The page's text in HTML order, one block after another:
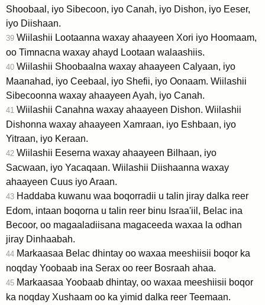
Shoobaal, iyo Sibecoon, iyo Canah, iyo Dishon, iyo Eeser,
iyo Diishaan.
39 Wiilashii Lootaanna waxay ahaayeen Xori iyo Hoomaam,
oo Timnacna waxay ahayd Lootaan walaashiis.
40 Wiilashii Shoobaalna waxay ahaayeen Calyaan, iyo
Maanahad, iyo Ceebaal, iyo Shefii, iyo Oonaam. Wiilashii
Sibecoonna waxay ahaayeen Ayah, iyo Canah.
41 Wiilashii Canahna waxay ahaayeen Dishon. Wiilashii
Dishonna waxay ahaayeen Xamraan, iyo Eshbaan, iyo
Yitraan, iyo Keraan.
42 Wiilashii Eeserna waxay ahaayeen Bilhaan, iyo
Sacwaan, iyo Yacaqaan. Wiilashii Diishaanna waxay
ahaayeen Cuus iyo Araan.
43 Haddaba kuwanu waa boqorradii u talin jiray dalka reer
Edom, intaan boqorna u talin reer binu Israa'iil, Belac ina
Becoor, oo magaaladiisana magaceeda waxaa la odhan
jiray Dinhaabah.
44 Markaasaa Belac dhintay oo waxaa meeshiisii boqor ka
noqday Yoobaab ina Serax oo reer Bosraah ahaa.
45 Markaasaa Yoobaab dhintay, oo waxaa meeshiisii boqor
ka noqday Xushaam oo ka yimid dalka reer Teemaan.